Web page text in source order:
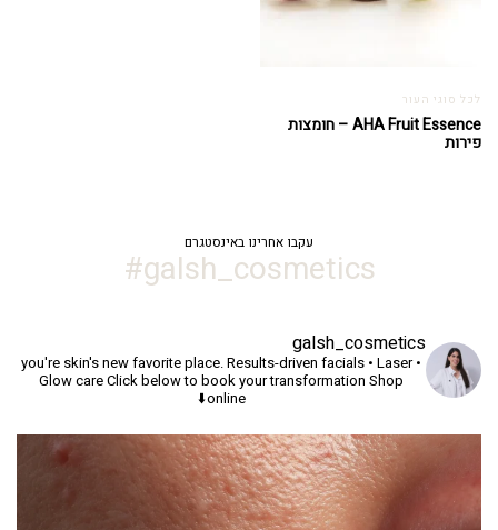
לכל סוגי העור
AHA Fruit Essence – חומצות
פירות
עקבו אחרינו באינסטגרם
galsh_cosmetics#
galsh_cosmetics
you're skin's new favorite place.Results-driven facials • Laser •
Glow careClick below to book your transformation Shop
online⬇️